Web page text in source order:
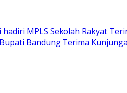
hadiri MPLS Sekolah Rakyat
Bupati Bandung Terima